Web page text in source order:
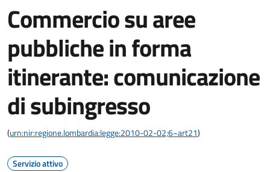
Commercio su aree
pubbliche in forma
itinerante: comunicazione
di subingresso
(urn:nir:regione.lombardia:legge:2010-02-02;6~art21)
Servizio attivo